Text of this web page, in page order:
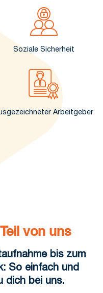
Soziale Sicherheit
Arbeitgeber
von uns
bis zum
So einfach und
dich bei uns.